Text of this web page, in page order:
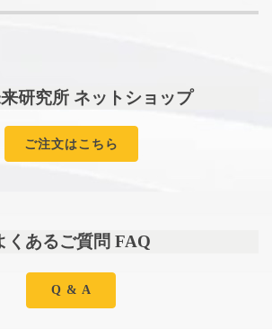
研究所 ネットショップ
ご注文はこちら
くあるご質問 FAQ
Q & A